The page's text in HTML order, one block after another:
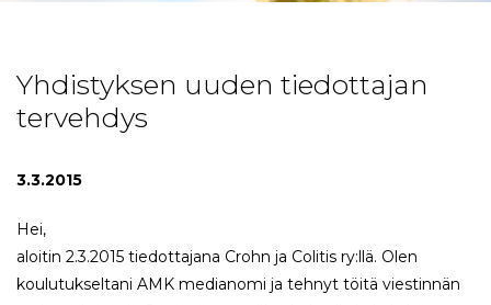
Yhdistyksen uuden tiedottajan
tervehdys
3.3.2015
Hei,
aloitin 2.3.2015 tiedottajana Crohn ja Colitis ry:llä. Olen
koulutukseltani AMK medianomi ja tehnyt töitä viestinnän